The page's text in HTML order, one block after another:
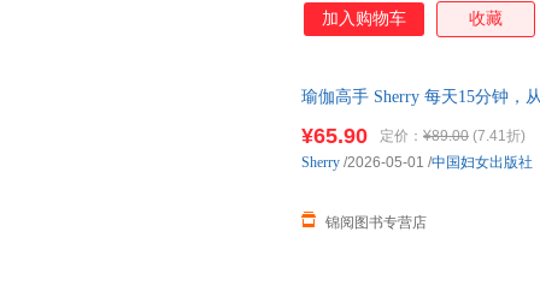
加入购物车 收藏
瑜伽高手 Sherry 每天15分钟，
¥65.90 定价： ¥89.00 (7.41折)
锦阅图书专营店
Sherry /2026-05-01 /中国妇女出版社